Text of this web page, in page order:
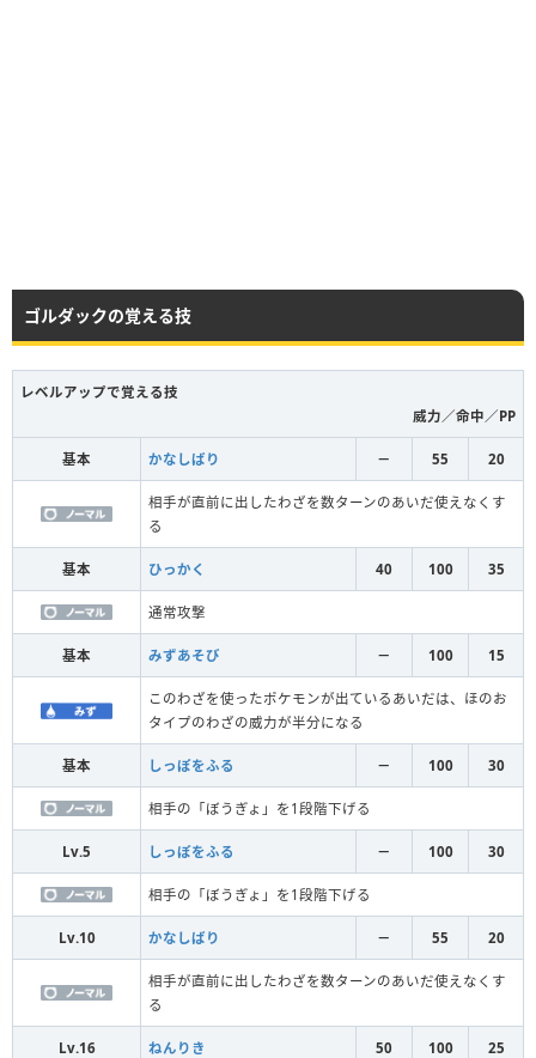
ゴルダックの覚える技
レベルアップで覚える技
威力／命中／PP
基本 かなしばり － 55 20
相手が直前に出したわざを数ターンのあいだ使えなくす
る
基本 ひっかく 40 100 35
通常攻撃
基本 みずあそび － 100 15
このわざを使ったポケモンが出ているあいだは、ほのお
タイプのわざの威力が半分になる
基本 しっぽをふる － 100 30
相手の「ぼうぎょ」を1段階下げる
Lv.5 しっぽをふる － 100 30
相手の「ぼうぎょ」を1段階下げる
Lv.10 かなしばり － 55 20
相手が直前に出したわざを数ターンのあいだ使えなくす
る
Lv.16 ねんりき 50 100 25